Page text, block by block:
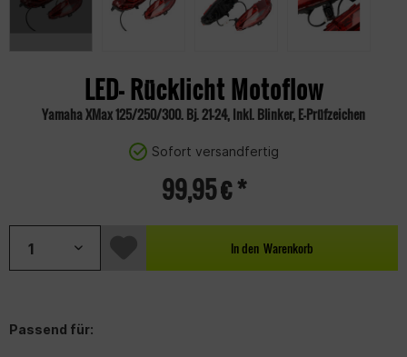
LED- Rücklicht Motoflow
Yamaha XMax 125/250/300. Bj. 21-24, Inkl. Blinker, E-Prüfzeichen
Sofort versandfertig
99,95 € *
In den Warenkorb
Passend für: